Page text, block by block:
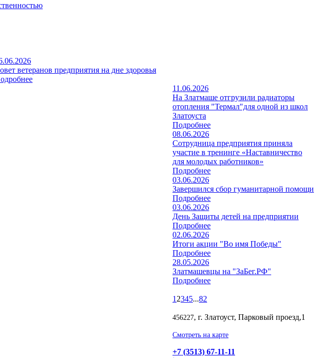
ветеранов предприятия на дне здоровья
11.06.2026
На Златмаше отгрузили радиаторы
отопления "Термал"для одной из школ
Златоуста
Подробнее
08.06.2026
Сотрудница предприятия приняла
участие в тренинге «Наставничество
для молодых работников»
Подробнее
03.06.2026
Завершился сбор гуманитарной помощи
Подробнее
03.06.2026
День Защиты детей на предприятии
Подробнее
02.06.2026
Итоги акции "Во имя Победы"
Подробнее
28.05.2026
Златмашевцы на "ЗаБег.РФ"
Подробнее
1 2345...82
456227, г. Златоуст, Парковый проезд,1
Смотреть на карте
+7 (3513) 67-11-11